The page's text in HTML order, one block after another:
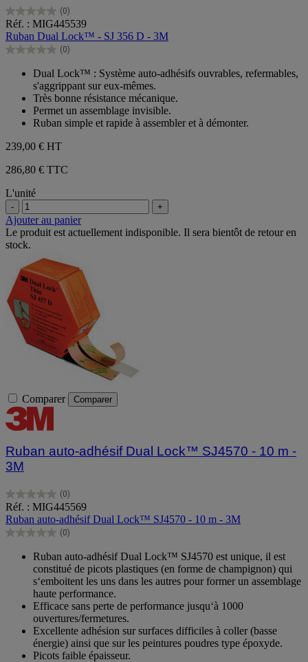
(0)
0.0
sur
5
étoiles.
Réf. : MIG445539
Ruban Dual Lock™ - SJ 356 D - 3M
(0)
0.0
étoiles.
Dual Lock™ : Système auto-adhésifs ouvrables, refermables,
s'aggrippant sur eux-mêmes.
Très bonne résistance mécanique.
Permet un assemblage invisible.
Ruban simple et rapide à assembler et à démonter.
239,00 € HT
286,80 € TTC
L'unité
- +
Ajouter au panier
Le produit est actuellement indisponible. Il sera bientôt de retour en
stock.
Comparer Comparer
Ruban auto-adhésif Dual Lock™ SJ4570 - 10 m -
3M
(0)
0.0
sur
5
étoiles.
Réf. : MIG445569
Ruban auto-adhésif Dual Lock™ SJ4570 - 10 m - 3M
(0)
0.0
étoiles.
Ruban auto-adhésif Dual Lock™ SJ4570 est unique, il est
constitué de picots plastiques (en forme de champignon) qui
s‘emboitent les uns dans les autres pour former un assemblage
haute performance.
Efficace sans perte de performance jusqu‘à 1000
ouvertures/fermetures.
Excellente adhésion sur surfaces difficiles à coller (basse
énergie) ainsi que sur les peintures poudres type époxyde.
Picots faible épaisseur.